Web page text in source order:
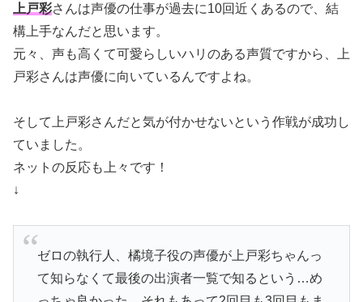
上戸彩さんは声優の仕事が過去に10回近くあるので、結
構上手なんだと思います。
元々、声も高くて可愛らしいハリのある声質ですから、上
戸彩さんは声優に向いているんですよね。
そして上戸彩さんだと気が付かせないという作戦が成功し
ていました。
ネットの反応も上々です！
↓
ゼロの執行人、橘境子役の声優が上戸彩ちゃんっ
て知らなくて最後の出演者一覧で知るという…め